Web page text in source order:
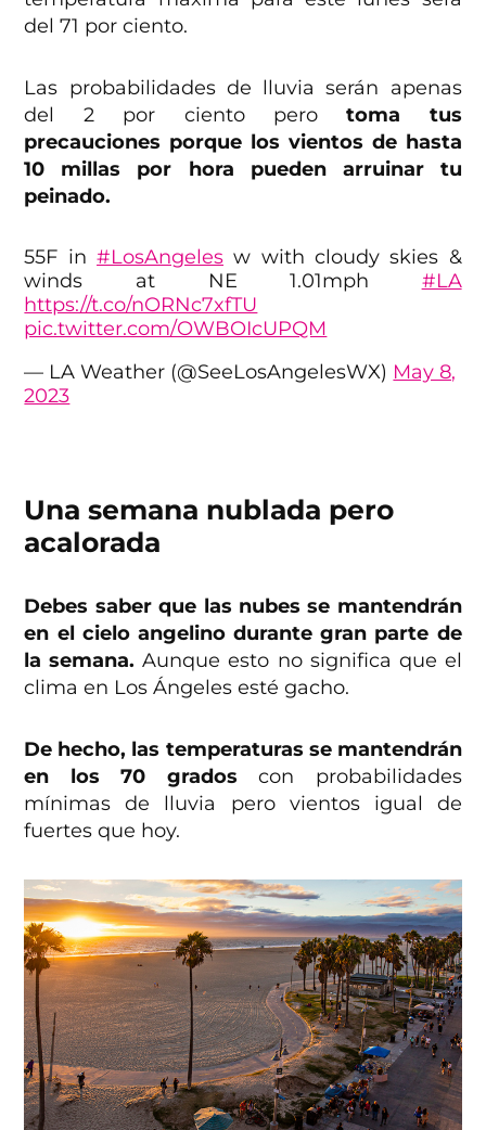
del 71 por ciento.
Las probabilidades de lluvia serán apenas
del 2 por ciento perotoma tus
precauciones porque los vientos de hasta
10 millas por hora pueden arruinar tu
peinado.
55F in#LosAngeles w with cloudy skies &
winds at NE 1.01mph #LA
https://t.co/nORNc7xfTU
pic.twitter.com/OWBOIcUPQM
— LA Weather (@SeeLosAngelesWX) May 8,
2023
Una semana nublada pero
acalorada
Debes saber que las nubes se mantendrán
en el cielo angelino durante gran parte de
la semana.Aunque esto no significa que el
clima en Los Ángeles esté gacho.
De hecho, las temperaturas se mantendrán
en los 70 grados con probabilidades
mínimas de lluvia pero vientos igual de
fuertes que hoy.